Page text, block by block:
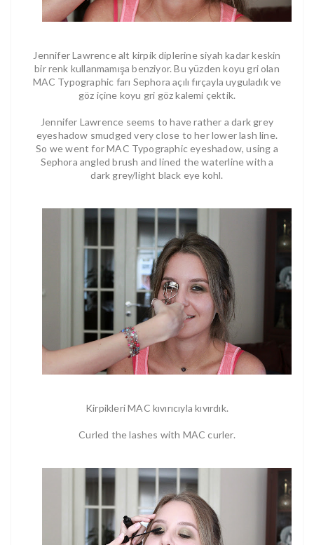
Jennifer Lawrence alt kirpik diplerine siyah kadar keskin
bir renk kullanmamışa benziyor. Bu yüzden koyu gri olan
MAC Typographic farı Sephora açılı fırçayla uyguladık ve
göz içine koyu gri göz kalemi çektik.
Jennifer Lawrence seems to have rather a dark grey
eyeshadow smudged very close to her lower lash line.
So we went for MAC Typographic eyeshadow, using a
Sephora angled brush and lined the waterline with a
dark grey/light black eye kohl.
Kirpikleri MAC kıvırıcıyla kıvırdık.
Curled the lashes with MAC curler.